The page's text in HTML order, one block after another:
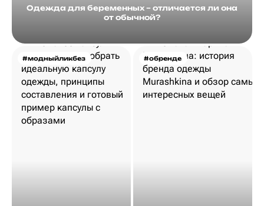
Одежда для беременных – отличается ли она
от обычной?
#модныйликбез #обренде